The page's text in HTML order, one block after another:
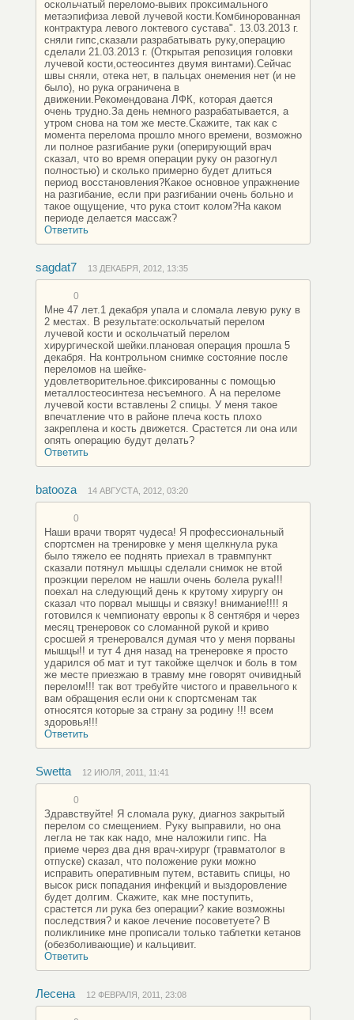
оскольчатый переломо-вывих проксимального
метаэпифиза левой лучевой кости.Комбинорованная
контрактура левого локтевого сустава". 13.03.2013 г.
сняли гипс,сказали разрабатывать руку,операцию
сделали 21.03.2013 г. (Открытая репозиция головки
лучевой кости,остеосинтез двумя винтами).Сейчас
швы сняли, отека нет, в пальцах онемения нет (и не
было), но рука ограничена в
движении.Рекомендована ЛФК, которая дается
очень трудно.За день немного разрабатывается, а
утром снова на том же месте.Скажите, так как с
момента перелома прошло много времени, возможно
ли полное разгибание руки (оперирующий врач
сказал, что во время операции руку он разогнул
полностью) и сколько примерно будет длиться
период восстановления?Какое основное упражнение
на разгибание, если при разгибании очень больно и
такое ощущение, что рука стоит колом?На каком
периоде делается массаж?
Ответить
sagdat7 13 ДЕКАБРЯ, 2012, 13:35
0
Мне 47 лет.1 декабря упала и сломала левую руку в
2 местах. В результате:оскольчатый перелом
лучевой кости и оскольчатый перелом
хирургической шейки.плановая операция прошла 5
декабря. На контрольном снимке состояние после
переломов на шейке-
удовлетворительное.фиксированны с помощью
металлостеосинтеза несъемного. А на переломе
лучевой кости вставлены 2 спицы. У меня такое
впечатление что в районе плеча кость плохо
закреплена и кость движется. Срастется ли она или
опять операцию будут делать?
Ответить
batooza 14 АВГУСТА, 2012, 03:20
0
Наши врачи творят чудеса! Я профессиональный
спортсмен на тренировке у меня щелкнула рука
было тяжело ее поднять приехал в травмпункт
сказали потянул мышцы сделали снимок не втой
проэкции перелом не нашли очень болела рука!!!
поехал на следующий день к крутому хирургу он
сказал что порвал мышцы и связку! внимание!!!! я
готовился к чемпионату европы к 8 сентября и через
месяц тренеровок со сломанной рукой и криво
сросшей я тренеровался думая что у меня порваны
мышцы!! и тут 4 дня назад на тренеровке я просто
ударился об мат и тут такойже щелчок и боль в том
же месте приезжаю в травму мне говорят очивидный
перелом!!! так вот требуйте чистого и правельного к
вам обращения если они к спортсменам так
относятся которые за страну за родину !!! всем
здоровья!!!
Ответить
Swetta 12 ИЮЛЯ, 2011, 11:41
0
Здравствуйте! Я сломала руку, диагноз закрытый
перелом со смещением. Руку выправили, но она
легла не так как надо, мне наложили гипс. На
приеме через два дня врач-хирург (травматолог в
отпуске) сказал, что положение руки можно
исправить оперативным путем, вставить спицы, но
высок риск попадания инфекций и выздоровление
будет долгим. Скажите, как мне поступить,
срастется ли рука без операции? какие возможны
последствия? и какое лечение посоветуете? В
поликлинике мне прописали только таблетки кетанов
(обезболивающие) и кальцивит.
Ответить
Лесена 12 ФЕВРАЛЯ, 2011, 23:08